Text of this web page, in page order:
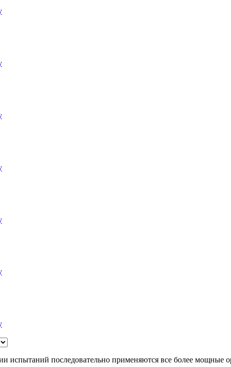
испытаний последовательно применяются все более мощные